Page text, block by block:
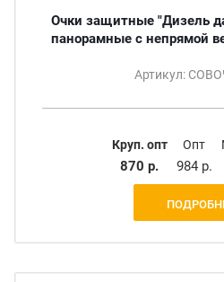
Очки защитные "Дизель
панорамные с непрямой
Артикул:
Круп. опт
870 р.
Опт
984 р.